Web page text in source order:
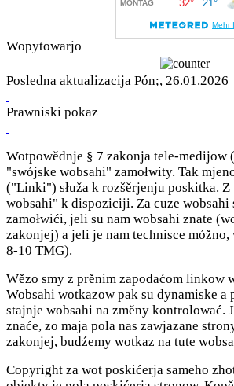
Wopytowarjo
Posledna aktualizacija Pón;, 26.01.2026
Prawniski pokaz
Wotpowědnje § 7 zakonja tele-medijow
"swójske wobsahi" zamołwity. Tak
("Linki") słuža k rozšěrjenju poskitka.
wobsahi" k dispoziciji. Za cuze wobsahi
zamołwići, jeli su nam wobsahi znate
zakonjej) a jeli je nam technisce móžno,
8-10 TMG).
Wězo smy z prěnim zapodaćom linkow
Wobsahi wotkazow pak su dynamiske
stajnje wobsahi na změny kontrolować.
znaće, zo maja pola nas zawjazane
zakonjej, budźemy wotkaz na tute
Copyright za wot poskićerja sameho